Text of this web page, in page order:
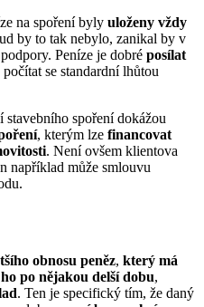
na spoření byly uloženy vždy
by to tak nebylo, zanikal by v
Peníze je dobré posílat
počítat se standardní lhůtou
spoření dokážou
, kterým lze financovat
. Není ovšem klientova
například může smlouvu
obnosu peněz, který má
po nějakou delší dobu,
. Ten je specifický tím, že daný